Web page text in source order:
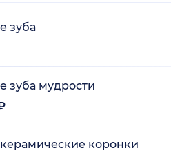
зуба
зуба мудрости
коронки